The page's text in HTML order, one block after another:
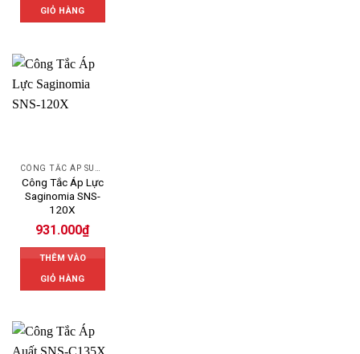
GIỎ HÀNG
Công Tắc Áp Lực
Saginomia SNS-
120X
931.000₫
THÊM VÀO
GIỎ HÀNG